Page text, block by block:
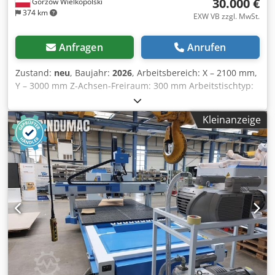
374 km
30.000 €
EXW VB zzgl. MwSt.
Anfragen Anrufen
Zustand: neu, Baujahr: 2026, Arbeitsbereich: X – 2100 mm,
Y – 3000 mm Z-Achsen-Freiraum: 300 mm Arbeitstischtyp:
Hybrid (Vakuum + mechanische Schienen) Anzahl der
Vakuumsegmente: 6 Maximale Arbeitsgeschwindigkeit im
Langsamfahrmodus: bis zu 40 m/min Maximale
Arbeitsgeschwindigkeit: bis zu 25 m/min
Programmauflösung: 0,01 mm Mechanische Auflösung:
0,04 mm 9-kW-Elektrospindel, 24.000 U/min mit
Vollkeramiklagern Becker VTLF 2.250 Vakuumpumpe
Antrieb: Leadshine AC-Servoantriebe mit 1500 W Leistung
und hohem Haltemoment (doppelt auf der Y-Achse)
Antriebsübertragung: Hochpräzise NIDEC SHIMPO
Planetengetriebe Antriebssystem: 30-mm-PMI-
Linearführungen und -Schlitten mit spiralförmigen
Führungsleisten für maximale Kontaktfläche Credpszr D
Nwjfx Afuof Schmiersystem für Führungen: Automatisch
Kleinanzeige